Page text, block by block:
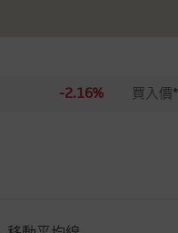
-2.16% 買入價*